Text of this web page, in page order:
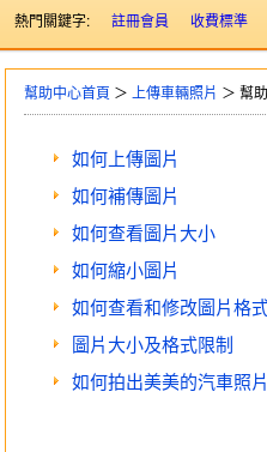
熱門關鍵字: 註冊會員 收費標準
幫助中心首頁 ＞ 上傳車輛照片 ＞ 幫
如何上傳圖片
如何補傳圖片
如何查看圖片大小
如何縮小圖片
如何查看和修改圖片格
圖片大小及格式限制
如何拍出美美的汽車照